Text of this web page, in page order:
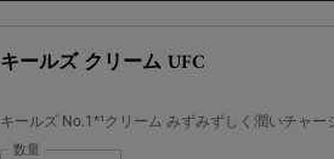
キールズ クリーム UFC
キールズ No.1*¹クリーム みずみずしく潤いチャー
数量